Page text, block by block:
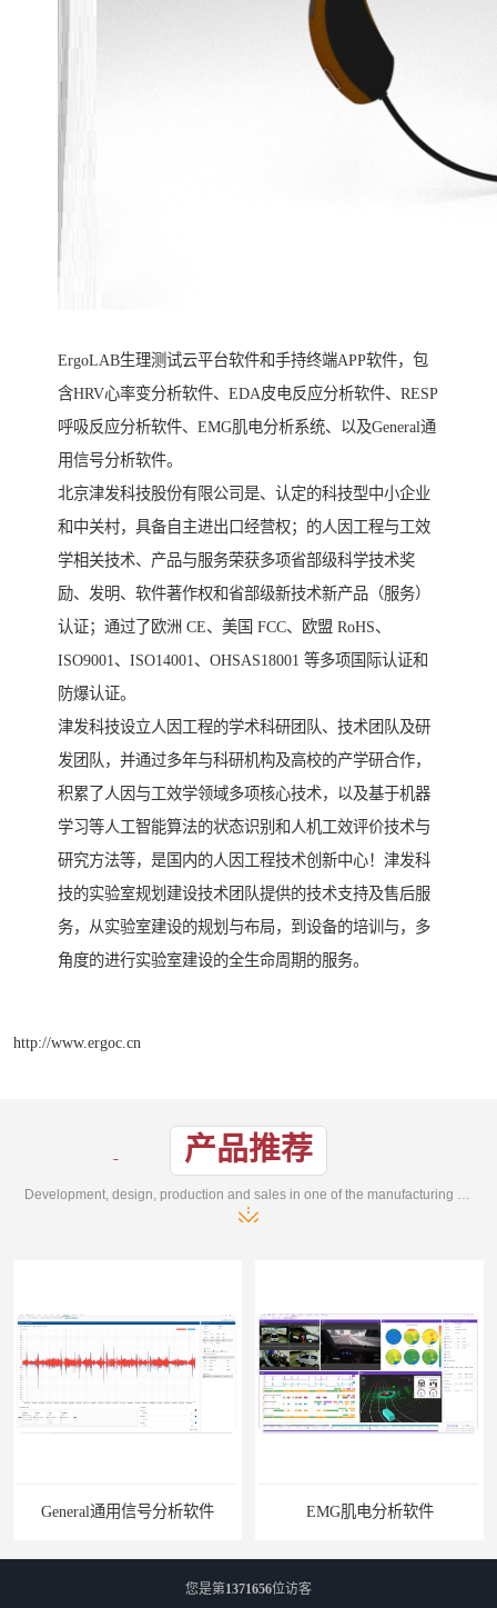
ErgoLAB生理测试云平台软件和手持终端APP软件，包
含HRV心率变分析软件、EDA皮电反应分析软件、RESP
呼吸反应分析软件、EMG肌电分析系统、以及General通
用信号分析软件。
北京津发科技股份有限公司是、认定的科技型中小企业
和中关村，具备自主进出口经营权；的人因工程与工效
学相关技术、产品与服务荣获多项省部级科学技术奖
励、发明、软件著作权和省部级新技术新产品（服务）
认证；通过了欧洲 CE、美国 FCC、欧盟 RoHS、
ISO9001、ISO14001、OHSAS18001 等多项国际认证和
防爆认证。
津发科技设立人因工程的学术科研团队、技术团队及研
发团队，并通过多年与科研机构及高校的产学研合作，
积累了人因与工效学领域多项核心技术，以及基于机器
学习等人工智能算法的状态识别和人机工效评价技术与
研究方法等，是国内的人因工程技术创新中心！津发科
技的实验室规划建设技术团队提供的技术支持及售后服
务，从实验室建设的规划与布局，到设备的培训与，多
角度的进行实验室建设的全生命周期的服务。
http://www.ergoc.cn
产品推荐
Development, design, production and sales in one of the manufacturing enterprises
General通用信号分析软件 EMG肌电分析软件
您是第1371656位访客